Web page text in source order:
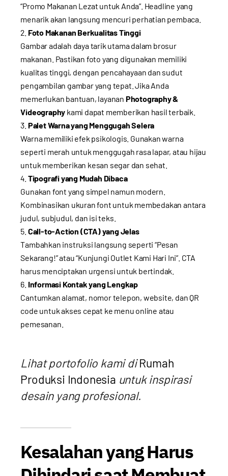
“Promo Makanan Lezat untuk Anda”. Headline yang
menarik akan langsung mencuri perhatian pembaca.
Foto Makanan Berkualitas Tinggi
Gambar adalah daya tarik utama dalam brosur
makanan. Pastikan foto yang digunakan memiliki
kualitas tinggi, dengan pencahayaan dan sudut
pengambilan gambar yang tepat. Jika Anda
memerlukan bantuan, layanan Photography &
Videography kami dapat memberikan hasil terbaik.
Palet Warna yang Menggugah Selera
Warna memiliki efek psikologis. Gunakan warna
seperti merah untuk menggugah rasa lapar, atau hijau
untuk memberikan kesan segar dan sehat.
Tipografi yang Mudah Dibaca
Gunakan font yang simpel namun modern.
Kombinasikan ukuran font untuk membedakan antara
judul, subjudul, dan isi teks.
Call-to-Action (CTA) yang Jelas
Tambahkan instruksi langsung seperti “Pesan
Sekarang!” atau “Kunjungi Outlet Kami Hari Ini”. CTA
harus menciptakan urgensi untuk bertindak.
Informasi Kontak yang Lengkap
Cantumkan alamat, nomor telepon, website, dan QR
code untuk akses cepat ke menu online atau
pemesanan.
Lihat portofolio kami diRumah
Produksi Indonesia untuk inspirasi
desain yang profesional.
Kesalahan yang Harus